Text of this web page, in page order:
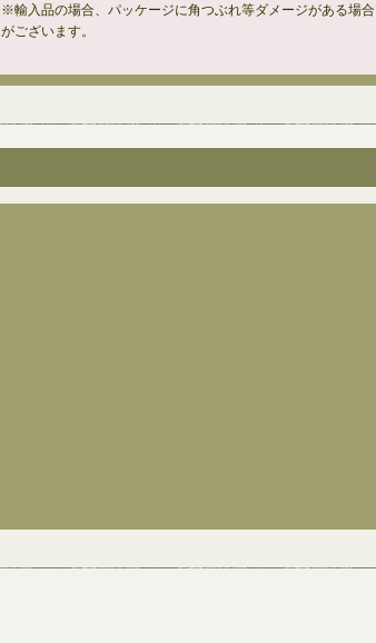
※輸入品の場合、パッケージに角つぶれ等ダメージがある場合
がございます。